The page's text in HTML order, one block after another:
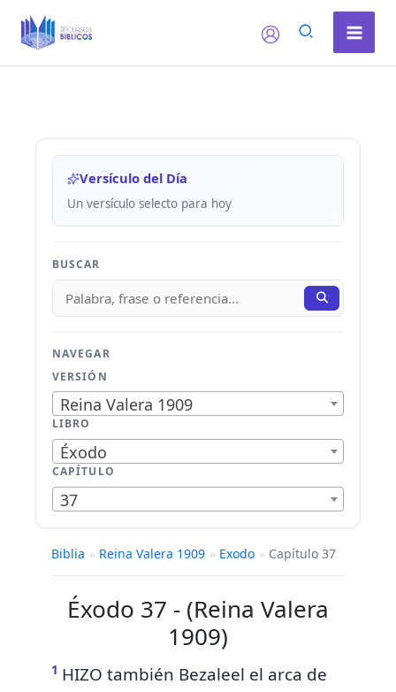
Versículo del Día
Un versículo selecto para hoy
BUSCAR
NAVEGAR
VERSIÓN
Reina Valera 1909
LIBRO
Éxodo
CAPÍTULO
37
Biblia » Reina Valera 1909 » Exodo » Capítulo 37
Éxodo 37 - (Reina Valera
1909)
1 HIZO también Bezaleel el arca de